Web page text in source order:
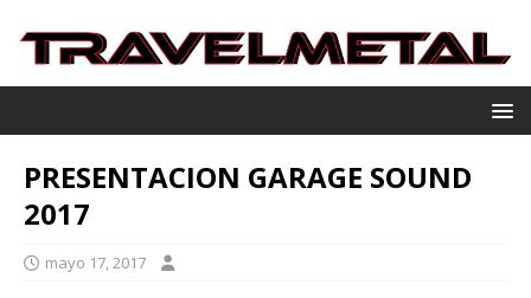
PRESENTACION GARAGE SOUND
2017
mayo 17, 2017